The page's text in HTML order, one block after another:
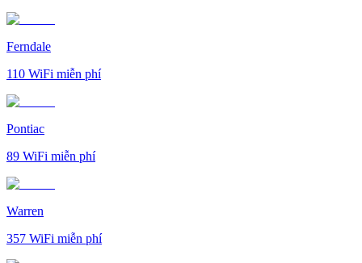
Ferndale
110 WiFi miễn phí
Pontiac
89 WiFi miễn phí
Warren
357 WiFi miễn phí